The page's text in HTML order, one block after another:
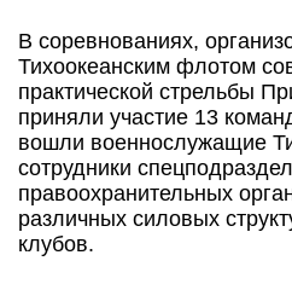
В соревнованиях,
Тихоокеанским флотом
практической стрельбы
приняли участие 13
вошли военнослужащие
сотрудники
правоохранительных
различных силовых
клубов.